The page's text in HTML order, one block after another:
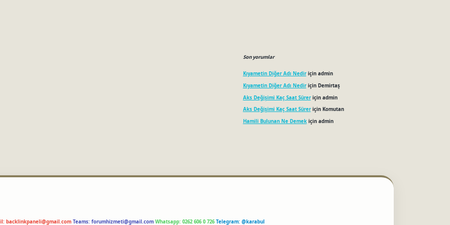
Son yorumlar
Kıyametin Diğer Adı Nediriçin admin
Kıyametin Diğer Adı Nediriçin Demirtaş
Aks Değişimi Kaç Saat Süreriçin admin
Aks Değişimi Kaç Saat Süreriçin Komutan
Hamili Bulunan Ne Demekiçin admin
backlinkpaneli@gmail.com Teams: forumhizmeti@gmail.com Whatsapp: 0262 606 0 726 Telegram: @karabul